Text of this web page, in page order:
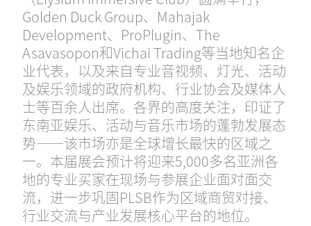
Golden Duck Group、Mahajak
Development、ProPlugin、The
Asavasopon和Vichai Trading等当地知名企
业代表，以及来自专业音视频、灯光、活动
及娱乐领域的政府机构、行业协会及媒体人
士等百余人出席。各界的高度关注，印证了
东南亚娱乐、活动与音乐市场的蓬勃发展态
势——该市场亦是全球增长最快的区域之
一。本届展会预计将迎来5,000多名亚洲各
地的专业买家在现场与参展企业面对面交
流，进一步巩固PLSB作为区域商贸对接、
行业交流与产业发展核心平台的地位。